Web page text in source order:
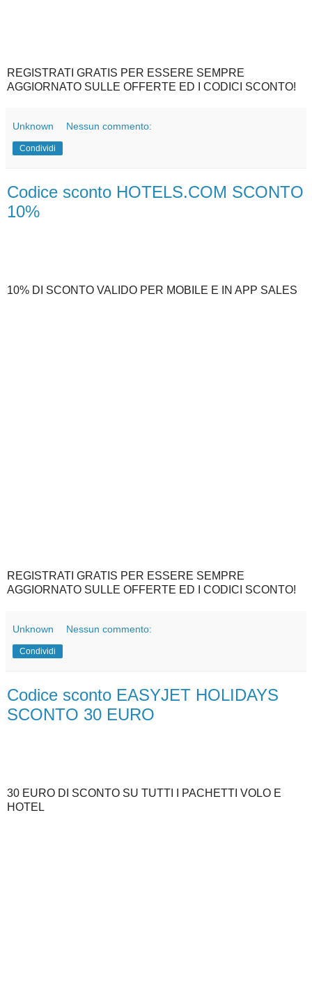
REGISTRATI GRATIS PER ESSERE SEMPRE
AGGIORNATO SULLE OFFERTE ED I CODICI SCONTO!
Unknown Nessun commento:
Condividi
Codice sconto HOTELS.COM SCONTO
10%
10% DI SCONTO VALIDO PER MOBILE E IN APP SALES
REGISTRATI GRATIS PER ESSERE SEMPRE
AGGIORNATO SULLE OFFERTE ED I CODICI SCONTO!
Unknown Nessun commento:
Condividi
Codice sconto EASYJET HOLIDAYS
SCONTO 30 EURO
30 EURO DI SCONTO SU TUTTI I PACHETTI VOLO E
HOTEL